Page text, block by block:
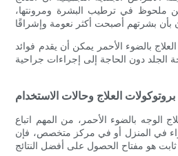
ملحوظ في ترطيب البشرة ومرونتها،
بالضوء الأحمر يمكن أن يقدم فوائد
بروتوكولات العلاج وحالات الاستخدام
الوجه بالضوء الأحمر، من المهم اتباع
في المنزل أو في مركز متخصص، فإن